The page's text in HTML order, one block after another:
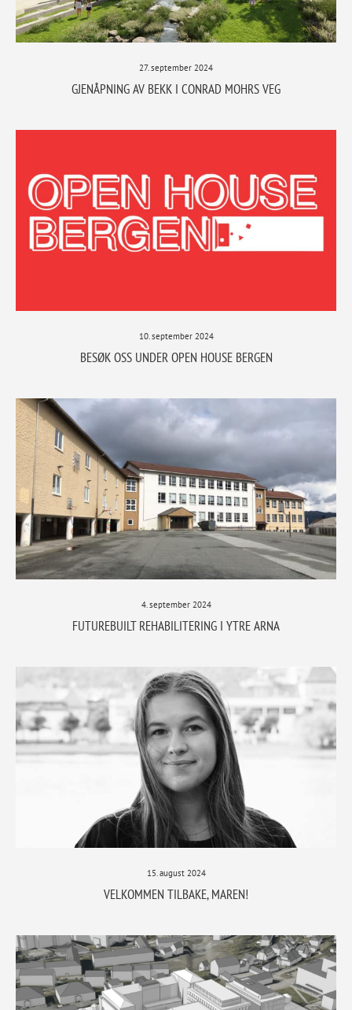
27. september 2024
GJENÅPNING AV BEKK I CONRAD MOHRS VEG
10. september 2024
BESØK OSS UNDER OPEN HOUSE BERGEN
4. september 2024
FUTUREBUILT REHABILITERING I YTRE ARNA
15. august 2024
VELKOMMEN TILBAKE, MAREN!